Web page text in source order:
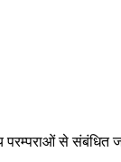
परम्पराओं से संबंधित